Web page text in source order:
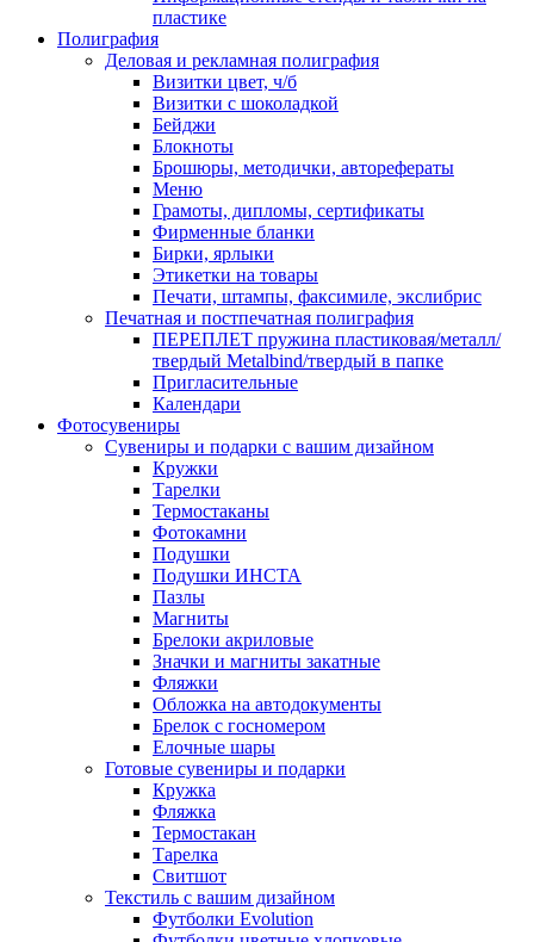
пластике
Полиграфия
Деловая и рекламная полиграфия
Визитки цвет, ч/б
Визитки с шоколадкой
Бейджи
Блокноты
Брошюры, методички, авторефераты
Меню
Грамоты, дипломы, сертификаты
Фирменные бланки
Бирки, ярлыки
Этикетки на товары
Печати, штампы, факсимиле, экслибрис
Печатная и постпечатная полиграфия
ПЕРЕПЛЕТ пружина пластиковая/металл/
твердый Metalbind/твердый в папке
Пригласительные
Календари
Фотосувениры
Сувениры и подарки с вашим дизайном
Кружки
Тарелки
Термостаканы
Фотокамни
Подушки
Подушки ИНСТА
Пазлы
Магниты
Брелоки акриловые
Значки и магниты закатные
Фляжки
Обложка на автодокументы
Брелок с госномером
Елочные шары
Готовые сувениры и подарки
Кружка
Фляжка
Термостакан
Тарелка
Свитшот
Текстиль с вашим дизайном
Футболки Evolution